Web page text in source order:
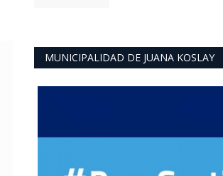
MUNICIPALIDAD DE JUANA KOSLAY